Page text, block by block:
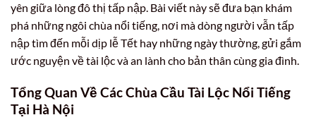
yên giữa lòng đô thị tấp nập. Bài viết này sẽ đưa bạn khám
phá những ngôi chùa nổi tiếng, nơi mà dòng người vẫn tấp
nập tìm đến mỗi dịp lễ Tết hay những ngày thường, gửi gắm
ước nguyện về tài lộc và an lành cho bản thân cùng gia đình.
Tổng Quan Về Các Chùa Cầu Tài Lộc Nổi Tiếng
Tại Hà Nội